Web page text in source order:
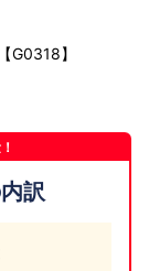
G0318】
訳